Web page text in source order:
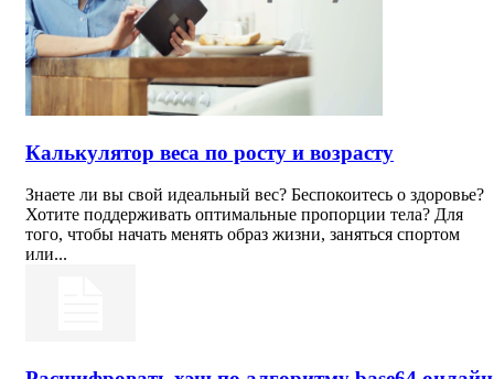
Калькулятор веса по росту и возрасту
Знаете ли вы свой идеальный вес? Беспокоитесь о здоровье?
Хотите поддерживать оптимальные пропорции тела? Для
того, чтобы начать менять образ жизни, заняться спортом
или...